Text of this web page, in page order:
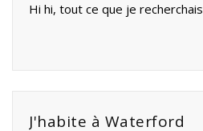
Hi hi, tout ce que je recherchais
J'habite à Waterford